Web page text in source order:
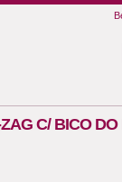
C/ BICO